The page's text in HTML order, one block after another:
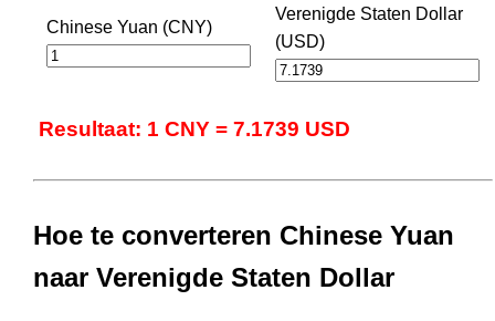
Chinese Yuan (CNY)
Verenigde Staten Dollar
(USD)
Resultaat: 1 CNY = 7.1739 USD
Hoe te converteren Chinese Yuan
naar Verenigde Staten Dollar